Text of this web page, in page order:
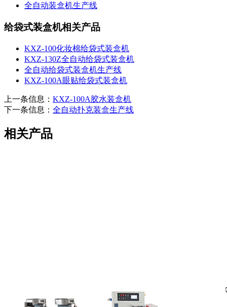
全自动装盒机生产线
给袋式装盒机相关产品
KXZ-100化妆棉给袋式装盒机
KXZ-130Z全自动给袋式装盒机
全自动给袋式装盒机生产线
KXZ-100A眼贴给袋式装盒机
上一条信息： KXZ-100A胶水装盒机
下一条信息： 全自动扑克装盒生产线
相关产品